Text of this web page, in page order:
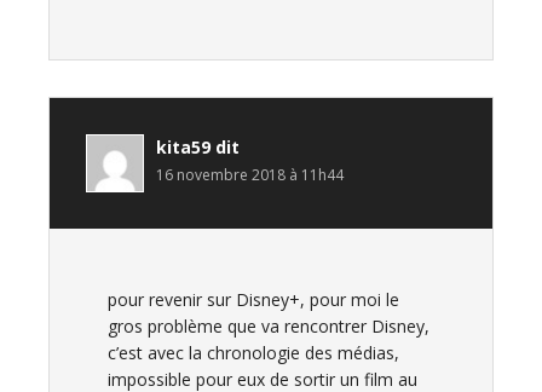
kita59 dit
16 novembre 2018 à 11h44
pour revenir sur Disney+, pour moi le
gros problème que va rencontrer Disney,
c’est avec la chronologie des médias,
impossible pour eux de sortir un film au